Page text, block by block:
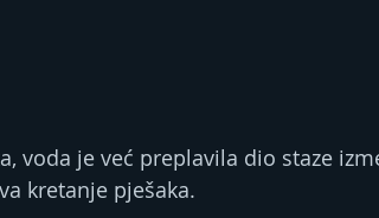
voda je već preplavila dio staze
kretanje pješaka.